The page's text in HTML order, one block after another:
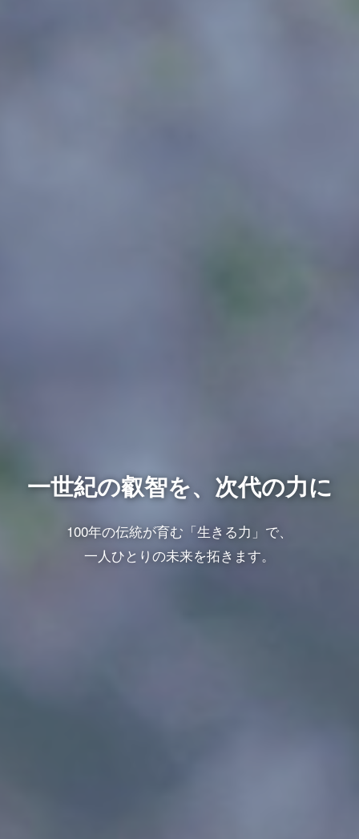
一世紀の叡智を、次代の力に
100年の伝統が育む「生きる力」で、
一人ひとりの未来を拓きます。